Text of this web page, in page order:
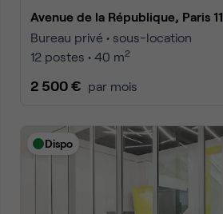
Avenue de la République, Paris 11
Bureau privé • sous-location
12 postes • 40 m2
2 500 € par mois
Dispo